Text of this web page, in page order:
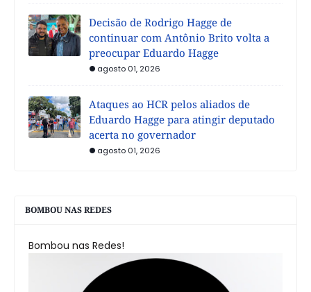
Decisão de Rodrigo Hagge de
continuar com Antônio Brito volta a
preocupar Eduardo Hagge
agosto 01, 2026
Ataques ao HCR pelos aliados de
Eduardo Hagge para atingir deputado
acerta no governador
agosto 01, 2026
BOMBOU NAS REDES
Bombou nas Redes!